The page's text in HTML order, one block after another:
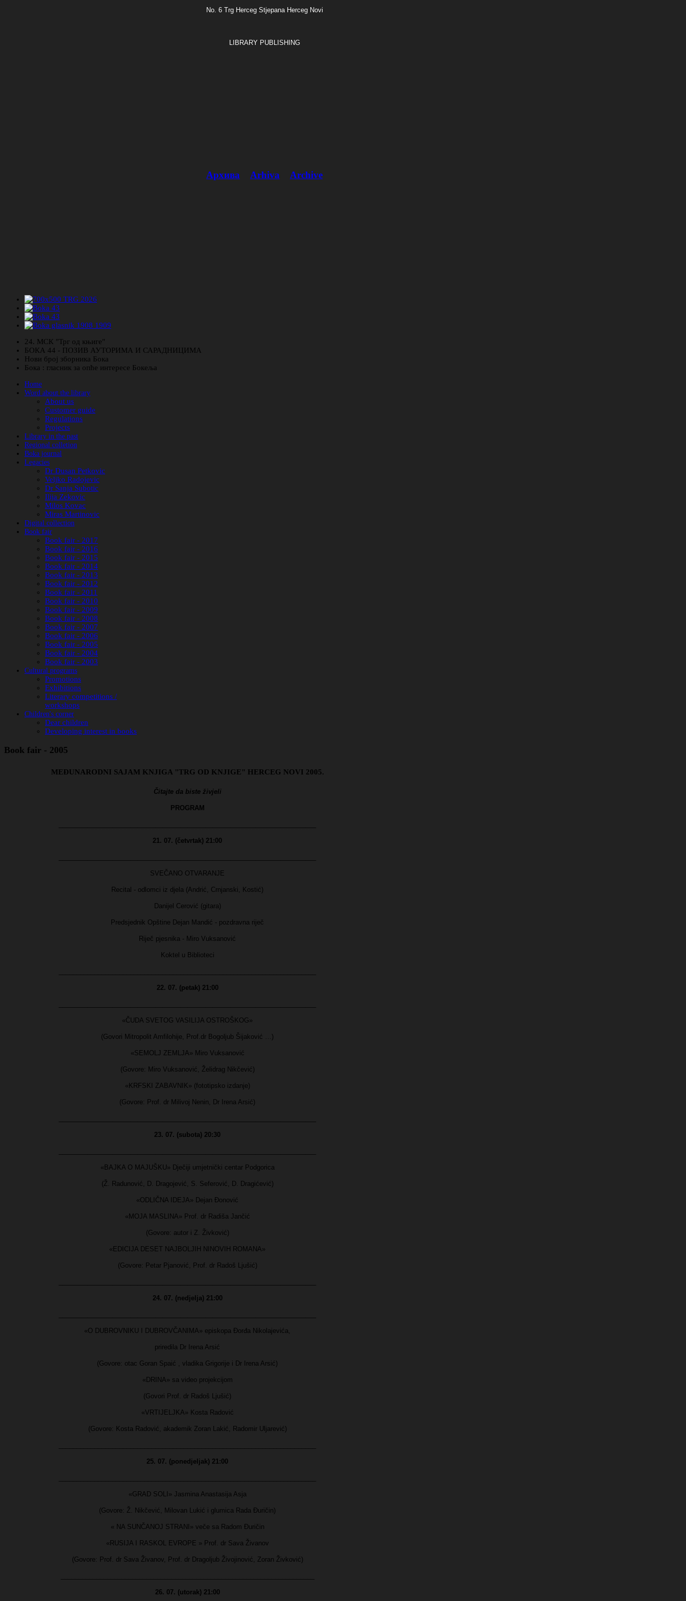
No. 6 Trg Herceg Stjepana Herceg Novi
LIBRARY PUBLISHING
Архива Arhiva Archive
24. МСК "Трг од књиге"
БОКА 44 - ПОЗИВ АУТОРИМА И САРАДНИЦИМА
Нови број зборника Бока
Бока : гласник за опће интересе Бокеља
Home
Word about the library
About us
Customer guide
Regulations
Projects
Library in the past
Regional colletion
Boka journal
Legacies
Dr Dusan Petkovic
Veljko Radojevic
Dr Sanja Subotic
Ilija Zekovic
Milos Kovac
Miras Martinovic
Digital collection
Book fair
Book fair - 2017
Book fair - 2016
Book fair - 2015
Book fair - 2014
Book fair - 2013
Book fair - 2012
Book fair - 2011
Book fair - 2010
Book fair - 2009
Book fair - 2008
Book fair - 2007
Book fair - 2006
Book fair - 2005
Book fair - 2004
Book fair - 2003
Cultural programs
Promotions
Exhibitions
Literary competitions /
workshops
Children's corner
Dear children
Developing interest in books
Book fair - 2005
MEĐUNARODNI SAJAM KNJIGA "TRG OD KNJIGE" HERCEG NOVI 2005.
Čitajte da biste živjeli
PROGRAM
21. 07. (četvrtak) 21:00
SVEČANO OTVARANJE
Recital - odlomci iz djela (Andrić, Crnjanski, Kostić)
Danijel Cerović (gitara)
Predsjednik Opštine Dejan Mandić - pozdravna riječ
Riječ pjesnika - Miro Vuksanović
Koktel u Biblioteci
22. 07. (petak) 21:00
«ČUDA SVETOG VASILIJA OSTROŠKOG»
(Govori Mitropolit Amfilohije, Prof.dr Bogoljub Šijaković …)
«SEMOLJ ZEMLJA» Miro Vuksanović
(Govore: Miro Vuksanović, Želidrag Nikčević)
«KRFSKI ZABAVNIK» (fototipsko izdanje)
(Govore: Prof. dr Milivoj Nenin, Dr Irena Arsić)
23. 07. (subota) 20:30
«BAJKA O MAJUŠKU» Dječiji umjetnički centar Podgorica
(Ž. Radunović, D. Dragojević, S. Seferović, D. Dragićević)
«ODLIČNA IDEJA» Dejan Đonović
«MOJA MASLINA» Prof. dr Radiša Jančić
(Govore: autor i Z. Živković)
«EDICIJA DESET NAJBOLJIH NINOVIH ROMANA»
(Govore: Petar Pjanović, Prof. dr Radoš Ljušić)
24. 07. (nedjelja) 21:00
«O DUBROVNIKU I DUBROVČANIMA» episkopa Đorđa Nikolajevića,
priredila Dr Irena Arsić
(Govore: otac Goran Spaić , vladika Grigorije i Dr Irena Arsić)
«DRINA» sa video projekcijom
(Govori Prof. dr Radoš Ljušić)
«VRTIJELJKA» Kosta Radović
(Govore: Kosta Radović, akademik Zoran Lakić, Radomir Uljarević)
25. 07. (ponedjeljak) 21:00
«GRAD SOLI» Jasmina Anastasija Asja
(Govore: Ž. Nikčević, Milovan Lukić i glumica Rada Đuričin)
« NA SUNČANOJ STRANI» veče sa Radom Đuričin
«RUSIJA I RASKOL EVROPE » Prof. dr Sava Živanov
(Govore: Prof. dr Sava Živanov, Prof. dr Dragoljub Živojinović, Zoran Živković)
26. 07. (utorak) 21:00